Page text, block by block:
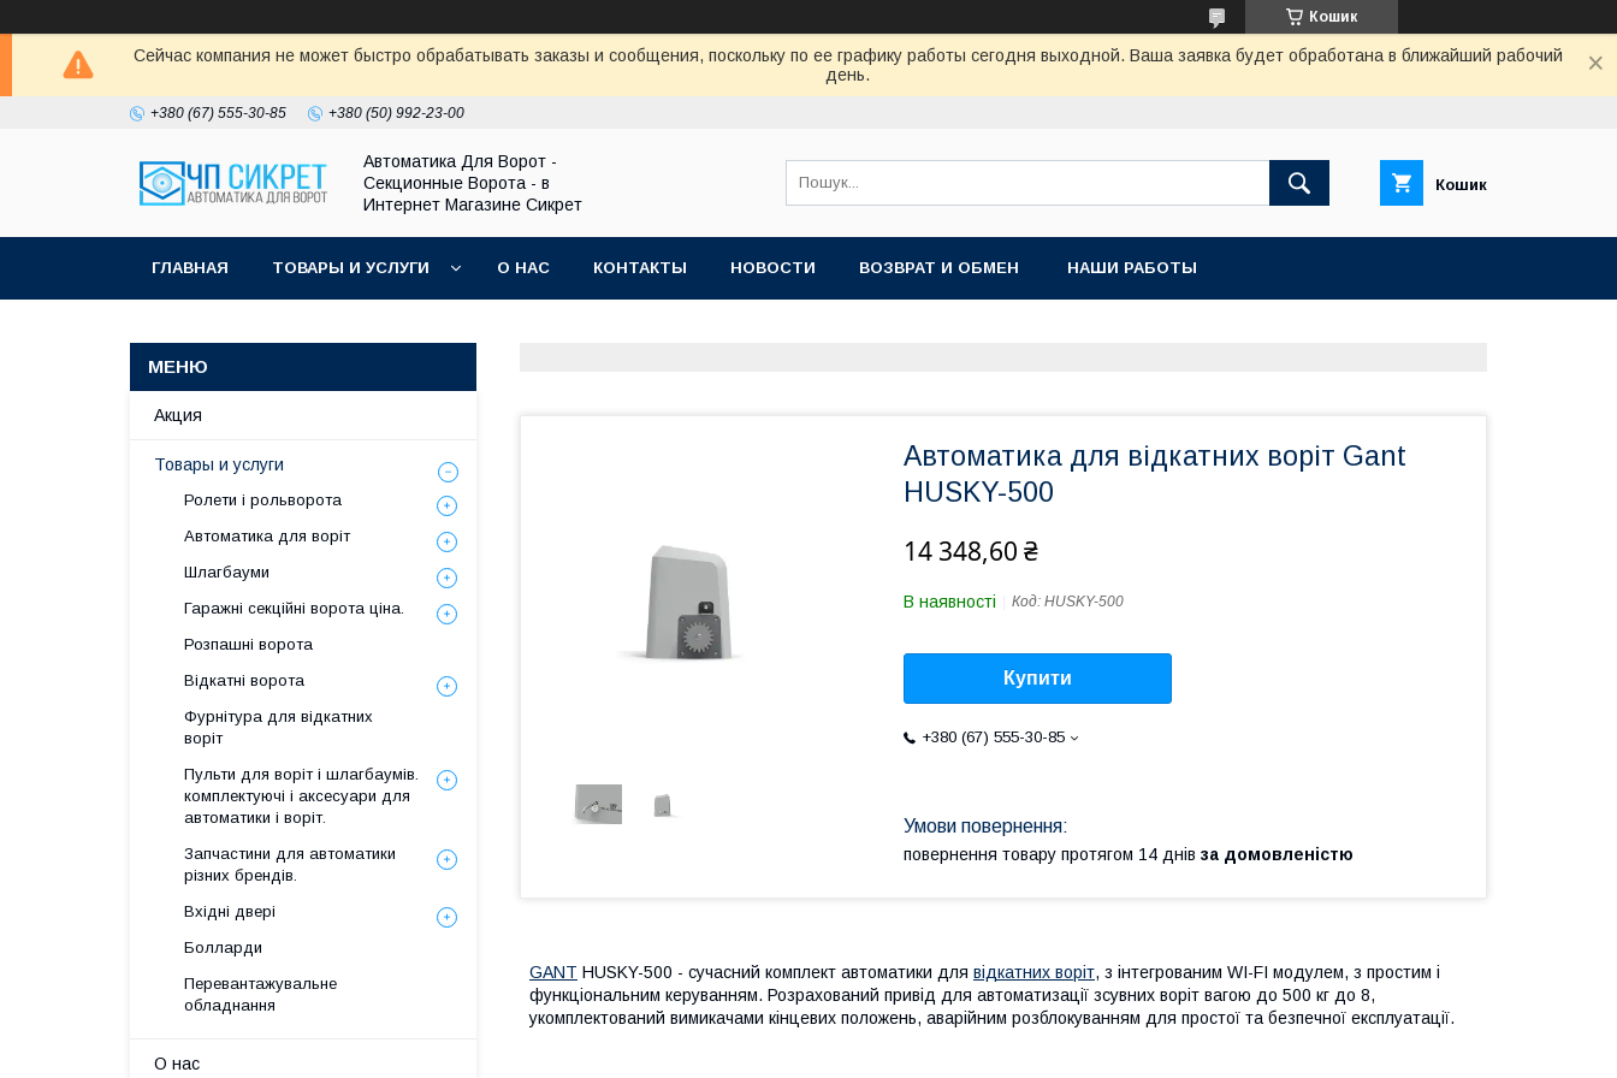
Кошик
Сейчас компания не может быстро обрабатывать заказы и сообщения, поскольку по ее графику работы сегодня выходной. Ваша заявка будет обработана в ближайший рабочий
день.
+380 (67) 555-30-85 +380 (50) 992-23-00
Автоматика Для Ворот -
Секционные Ворота - в
Интернет Магазине Сикрет
Кошик
ГЛАВНАЯ ТОВАРЫ И УСЛУГИ О НАС КОНТАКТЫ НОВОСТИ ВОЗВРАТ И ОБМЕН НАШИ РАБОТЫ
Автоматика для відкатних воріт Gant
HUSKY-500
14 348,60 ₴
В наявності Код: HUSKY-500
Купити
+380 (67) 555-30-85
повернення товару протягом 14 днів за домовленістю
GANT HUSKY-500 - сучасний комплект автоматики для відкатних воріт, з інтегрованим WI-FI модулем, з простим і
функціональним керуванням. Розрахований привід для автоматизації зсувних воріт вагою до 500 кг до 8,
укомплектований вимикачами кінцевих положень, аварійним розблокуванням для простої та безпечної експлуатації.
Акция
Товары и услуги
Ролети і рольворота
Автоматика для воріт
Шлагбауми
Гаражні секційні ворота ціна.
Розпашні ворота
Відкатні ворота
Фурнітура для відкатних
воріт
Пульти для воріт і шлагбаумів.
комплектуючі і аксесуари для
автоматики і воріт.
Запчастини для автоматики
різних брендів.
Вхідні двері
Болларди
Перевантажувальне
обладнання
О нас